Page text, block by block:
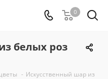
0
белых роз
- Искусственный шар из